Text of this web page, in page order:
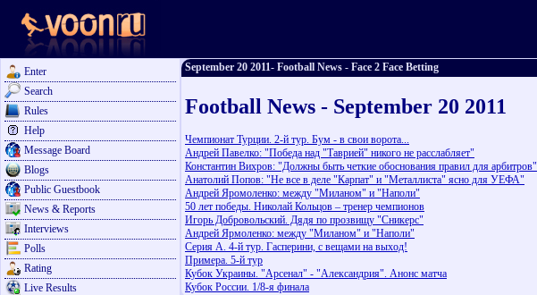
Enter
Search
Rules
Help
Message Board
Blogs
Public Guestbook
News & Reports
Interviews
Polls
Rating
Live Results
September 20 2011- Football News - Face 2 Face Betting
Football News - September 20 2011
Чемпионат Турции. 2-й тур. Бум - в свои ворота...
Андрей Павелко: "Победа над "Таврией" никого не расслабляет"
Константин Вихров: "Должны быть четкие обоснования правил для арбитров"
Анатолий Попов: "Не все в деле "Карпат" и "Металлиста" ясно для УЕФА"
Андрей Яромоленко: между "Миланом" и "Наполи"
50 лет победы. Николай Кольцов – тренер чемпионов
Игорь Добровольский. Дядя по прозвищу "Сникерс"
Андрей Ярмоленко: между "Миланом" и "Наполи"
Серия А. 4-й тур. Гасперини, с вещами на выход!
Примера. 5-й тур
Кубок Украины. "Арсенал" - "Александрия". Анонс матча
Кубок России. 1/8-я финала